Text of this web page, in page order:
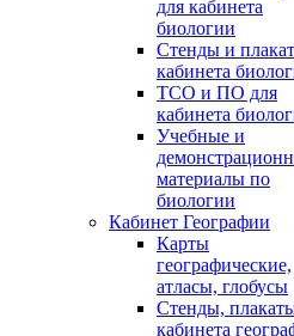
для кабинета
биологии
Стенды и
кабинета
ТСО и ПО для
кабинета
Учебные и
материалы по
биологии
Кабинет Географии
Карты
географические,
атласы, глобусы
Стенды,
кабинета